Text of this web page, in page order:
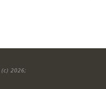
(c) 2026;